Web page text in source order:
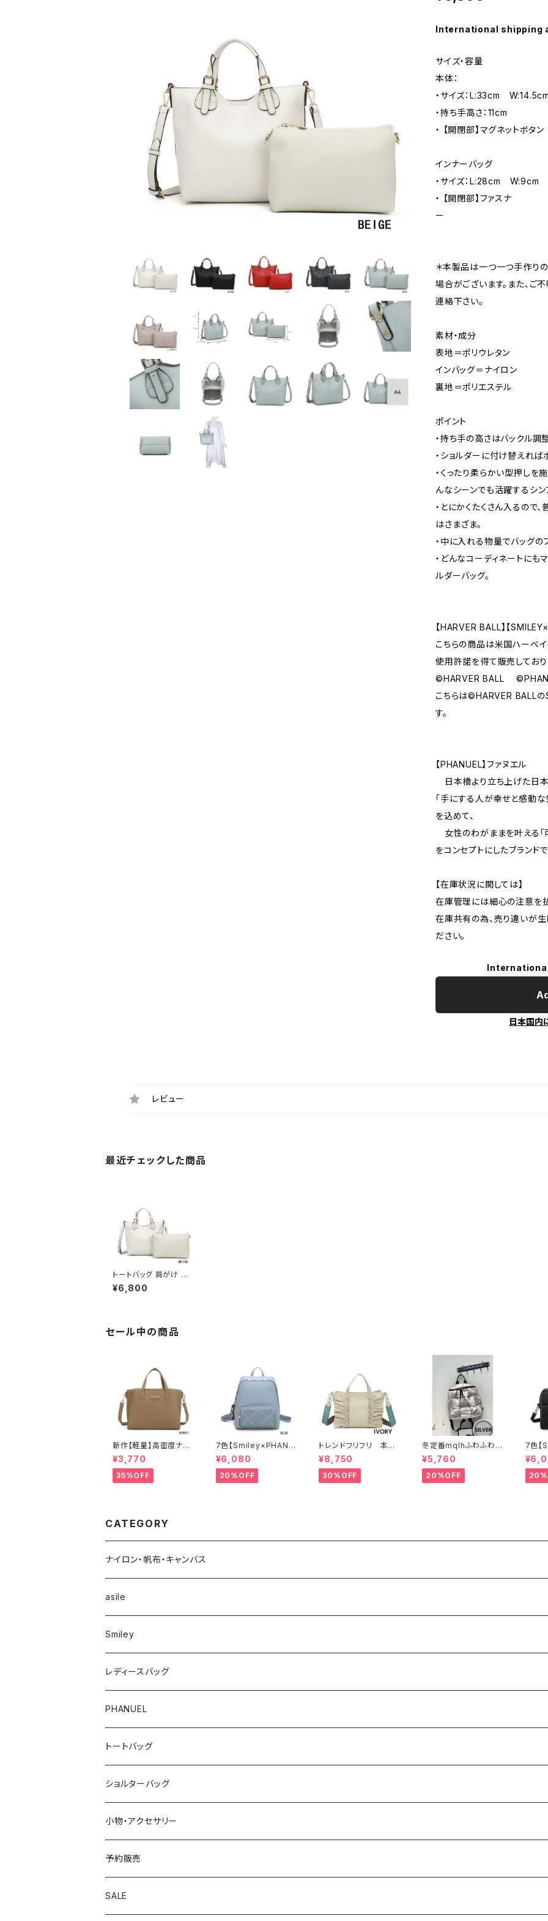
International shipping
サイズ・容量
本体：
・サイズ：L:33cm
・持ち手高さ：11cm
・ 【開閉部】マグネットボタ
インナーバッグ
・サイズ：L:28cm
・ 【開閉部】ファスナ
＊本製品は一つ一つ手作り
場合がございます。また、ご
連絡下さい。
素材・成分
表地＝ポリウレタン
インバッグ＝ナイロン
裏地＝ポリエステル
ポイント
・持ち手の高さはバックル調
・ショルダーに付け替えれば
・くったり柔らかい型押しを
んなシーンでも活躍するシ
・とにかくたくさん入るので
はさまざま。
・中に入れる物量でバッグ
・どんなコーディネートにも
ルダーバッグ。
【HARVER BALL】【
こちらの商品は米国ハーベイ
使用許諾を得て販売しており
©HARVER BALL
こちらは©HARVER BALL
す。
【PHANUEL】ファヌエル
日本橋より立ち上げた日本
「手にする人が幸せと感動
を込めて、
女性のわがままを叶える「
をコンセプトにしたブランドで
【在庫状況に関しては】
在庫管理には細心の注意を
在庫共有の為、売り違いが
ださい。
日本国内
レビュー
最近チェックした商品
トートバッグ 肩がけ シ
ョルダー バッグインバッ
グ 2WAY A2713-2
¥6,800
セール中の商品
新作【軽量】高密度ナイ
ロン 撥水加工 三層式
トート 肩がけ ショルダ
ー 2WAY 出勤 A6206
-2
¥3,770
35%OFF
7色【Smiley×PHANU
EL】ポーチ付 リュックサ
ック リュックレディース
カジュアル おしゃれ 通
学 旅行 A8937-1
¥6,080
20%OFF
トレンドフリフリ 本
革 トートバッグ キャ
ンバスショルダー コラ
ボー
¥8,750
30%OFF
冬定番mqlhふわふわ～
軽量＆撥水ナイロン ダ
ウンバッグ 2way リュッ
ク 60319-082
¥5,760
20%OFF
7色
EL】
ンハ
ーバ
7-3
CATEGORY
ナイロン・帆布・キャンバス
asile
Smiley
レディースバッグ
PHANUEL
トートバッグ
ショルターバッグ
小物・アクセサリー
予約販売
SALE